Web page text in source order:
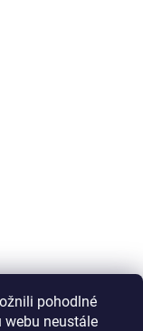
pohodlné
webu neustále